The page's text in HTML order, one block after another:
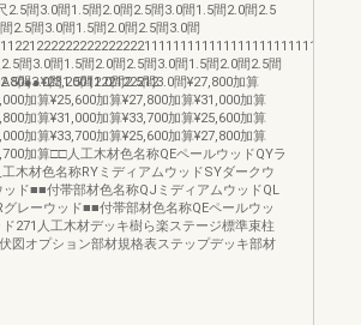
2.5間3.0間1.5間2.0間2.5間3.0間1.5間2.0間2.5
2.5間3.0間1.5間2.0間2.5間3.0間
間3.0間1.5間2.0間2.5間3.0間1.5間2.0間2.5間
間3.0間1.5間2.0間2.5間3.0間¥27,800加算
加算¥25,600加算¥27,800加算¥31,000加算
加算¥31,000加算¥33,700加算¥25,600加算
加算¥33,700加算¥25,600加算¥27,800加算
加算□□人工木材色名称QEペールウッドQYラ
木材色名称RYミディアムウッドSYダークウ
ッド■■付帯部材色名称QJミディアムウッドQL
グレーウッド■■付帯部材色名称QEペールウッ
ド271人工木材デッキ樹ら楽ステージ標準束柱
図オプション部材規格表ステップデッキ部材